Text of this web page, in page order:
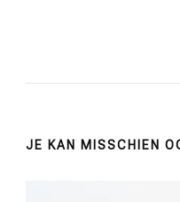
JE KAN MISSCHIEN